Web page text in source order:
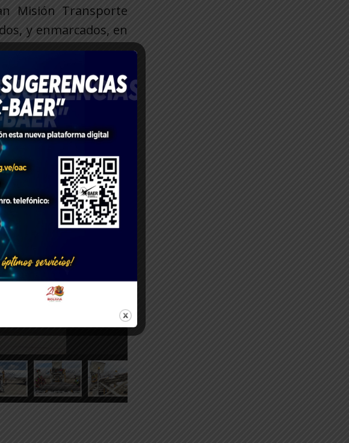
Misión Transporte
y enmarcados, en
1de 24